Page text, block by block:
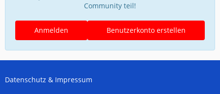
Community teil!
Benutzerkonto erstellen
Anmelden
Datenschutz & Impressum